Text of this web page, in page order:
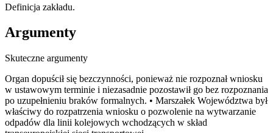
Definicja zakładu.
Argumenty
Skuteczne argumenty
Organ dopuścił się bezczynności, ponieważ nie rozpoznał wniosku
w ustawowym terminie i niezasadnie pozostawił go bez rozpoznania
po uzupełnieniu braków formalnych. • Marszałek Województwa był
właściwy do rozpatrzenia wniosku o pozwolenie na wytwarzanie
odpadów dla linii kolejowych wchodzących w skład